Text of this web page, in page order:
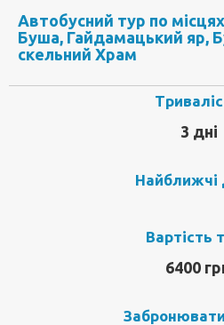
Автобусний тур по
Буша, Гайдамацький яр,
скельний Храм
3 дні
Найближчі
Вартість
6400